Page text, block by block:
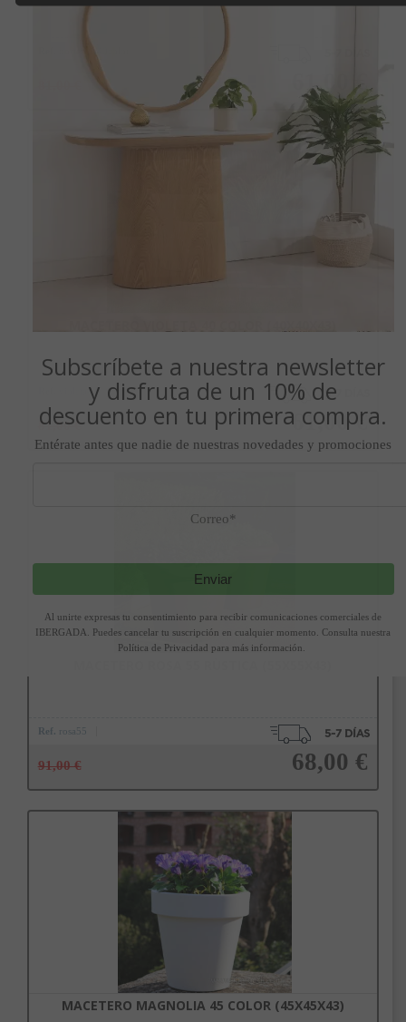
61,00 €
violeta40
81,00 € 61,00 €
Ref. rosa55
91,00 € 68,00 €
Añadir a la cesta
MACETERO MAGNOLIA 45 COLOR (45X45X43)
Subscríbete a nuestra newsletter
y disfruta de un 10% de
descuento en tu primera compra.
Entérate antes que nadie de nuestras novedades y promociones
Correo*
Enviar
Al unirte expresas tu consentimiento para recibir comunicaciones comerciales de
IBERGADA. Puedes cancelar tu suscripción en cualquier momento. Consulta nuestra
Política de Privacidad para más información.